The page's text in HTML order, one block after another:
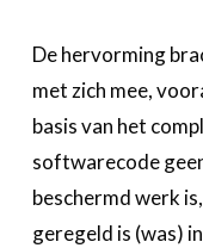
De hervorming
met zich mee,
basis van het
softwarecode
beschermd werk
geregeld is (was)